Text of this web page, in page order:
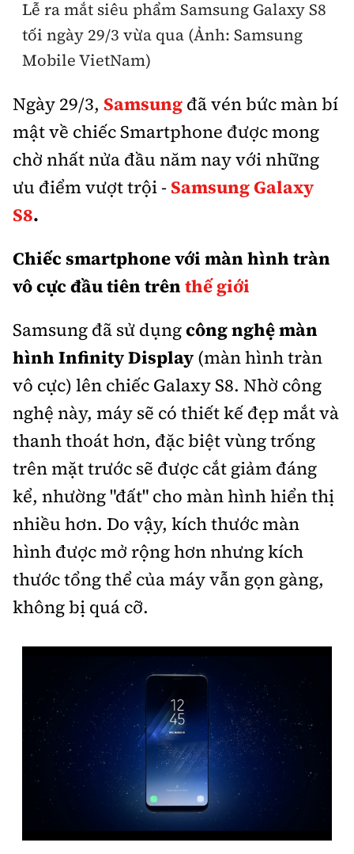
Nhà thầu
Mời thầu - Đấu thầu
Thi viết về GTVT
Gương sáng giao thông
Âm nhạc
Hậu trường sao
360 độ thể thao
Sản phẩm mới
Thế giới
Thời sự Quốc tế
Thế giới giao thông
Thế giới xây dựng
Đi ++
Du lịch
Khám phá
Lối sống
Ẩm thực
Video
Thời sự
Khám phá
Camera giao thông
Câu chuyện giao thông
Giải trí - Thể thao
Giấy phép số: 03/GP-BVHTTDL, cấp ngày 1/4/2025.
Hà Nội.
Tổng biên tập:Nguyễn Thị Hồng Nga
Phó Tổng biên tập:Nguyễn Sơn Tùng,
Nguyễn Đức Thắng, La Đức Hùng
Hotline:
0901 514 799
Quảng cáo và Phát hành:
0915 057 282
Email:bandoc@baoxaydung.vn
Cấm sao chép dưới mọi hình thức nếu không có sự
chấp thuận bằng văn bản.
Thông tin tòa
Lễ ra mắt siêu phẩm Samsung Galaxy S8
tối ngày 29/3 vừa qua (Ảnh: Samsung
Mobile VietNam)
Ngày 29/3, Samsung đã vén bức màn bí
mật về chiếc Smartphone được mong
chờ nhất nửa đầu năm nay với những
ưu điểm vượt trội - Samsung Galaxy
S8.
Chiếc smartphone với màn hình tràn
vô cực đầu tiên trênthế giới
Samsung đã sử dụngcông nghệ màn
hình Infinity Display (màn hình tràn
vô cực) lên chiếc Galaxy S8. Nhờ công
nghệ này, máy sẽ có thiết kế đẹp mắt và
thanh thoát hơn, đặc biệt vùng trống
trên mặt trước sẽ được cắt giảm đáng
kể, nhường "đất" cho màn hình hiển thị
nhiều hơn. Do vậy, kích thước màn
hình được mở rộng hơn nhưng kích
thước tổng thể của máy vẫn gọn gàng,
không bị quá cỡ.